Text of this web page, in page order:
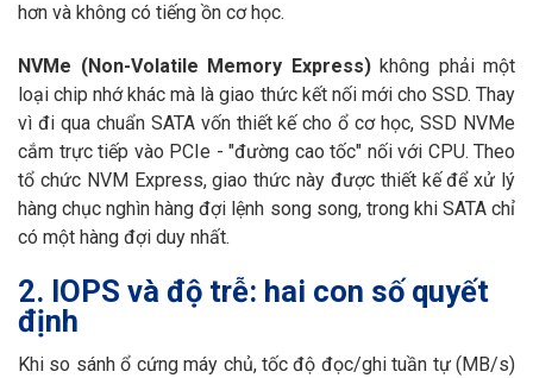
hơn và không có tiếng ồn cơ học.
NVMe (Non-Volatile Memory Express)không phải một
loại chip nhớ khác mà là giao thức kết nối mới cho SSD. Thay
vì đi qua chuẩn SATA vốn thiết kế cho ổ cơ học, SSD NVMe
cắm trực tiếp vào PCIe - "đường cao tốc" nối với CPU. Theo
tổ chức NVM Express, giao thức này được thiết kế để xử lý
hàng chục nghìn hàng đợi lệnh song song, trong khi SATA chỉ
có một hàng đợi duy nhất.
2. IOPS và độ trễ: hai con số quyết
định
Khi so sánh ổ cứng máy chủ, tốc độ đọc/ghi tuần tự (MB/s)